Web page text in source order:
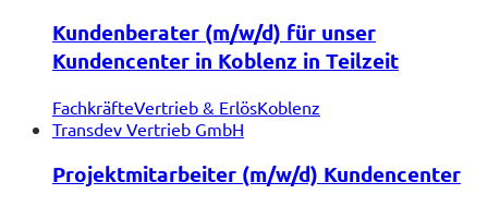
Kundenberater (m/w/d) für unser
Kundencenter in Koblenz in Teilzeit
FachkräfteVertrieb & ErlösKoblenz
Transdev Vertrieb GmbH
Projektmitarbeiter (m/w/d) Kundencenter